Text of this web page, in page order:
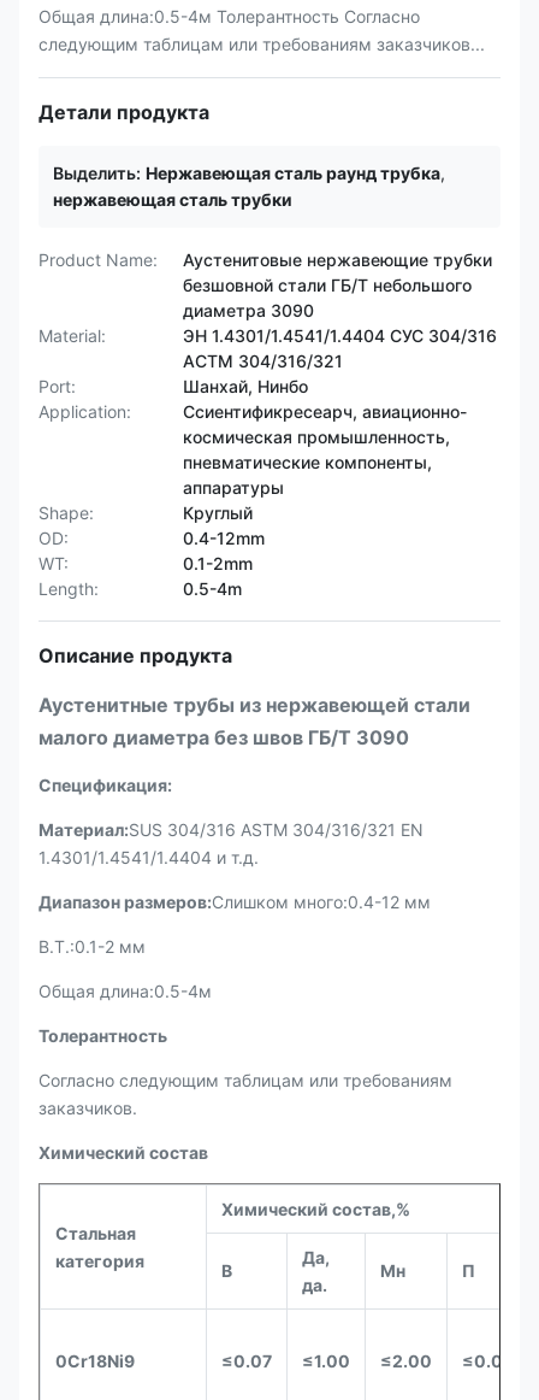
Общая длина:0.5-4м Толерантность Согласно
следующим таблицам или требованиям заказчиков...
Детали продукта
Выделить: Нержавеющая сталь раунд трубка,
нержавеющая сталь трубки
Product Name:
Аустенитовые нержавеющие трубки
безшовной стали ГБ/Т небольшого
диаметра 3090
Material:
ЭН 1.4301/1.4541/1.4404 СУС 304/316
АСТМ 304/316/321
Port:
Шанхай, Нинбо
Application:
Ссиентификресеарч, авиационно-
космическая промышленность,
пневматические компоненты,
аппаратуры
Shape:
Круглый
OD:
0.4-12mm
WT:
0.1-2mm
Length:
0.5-4m
Описание продукта
Аустенитные трубы из нержавеющей стали
малого диаметра без швов ГБ/Т 3090
Спецификация:
Материал:SUS 304/316 ASTM 304/316/321 EN
1.4301/1.4541/1.4404 и т.д.
Диапазон размеров:Слишком много:0.4-12 мм
В.Т.:0.1-2 мм
Общая длина:0.5-4м
Толерантность
Согласно следующим таблицам или требованиям
заказчиков.
Химический состав
Стальная
категория
Химический состав,%
В
Да,
да.
Мн П
0Cr18Ni9 ≤0.07 ≤1.00 ≤2.00 ≤0.035